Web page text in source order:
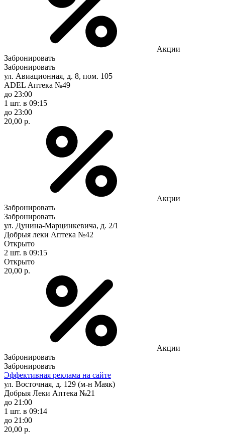
Акции
Забронировать
Забронировать
ул. Авиационная, д. 8, пом. 105
ADEL Аптека №49
до 23:00
1 шт. в 09:15
до 23:00
20,00 р.
Акции
Забронировать
Забронировать
ул. Дунина-Марцинкевича, д. 2/1
Добрыя леки Аптека №42
Открыто
2 шт. в 09:15
Открыто
20,00 р.
Акции
Забронировать
Забронировать
Эффективная реклама на сайте
ул. Восточная, д. 129 (м-н Маяк)
Добрыя Леки Аптека №21
до 21:00
1 шт. в 09:14
до 21:00
20,00 р.